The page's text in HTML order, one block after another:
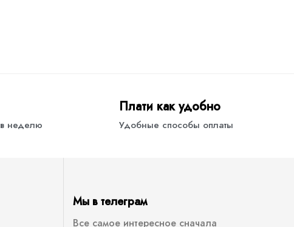
неделю
Плати как удобно
Удобные способы оплаты
Мы в телеграм
Все самое интересное сначала